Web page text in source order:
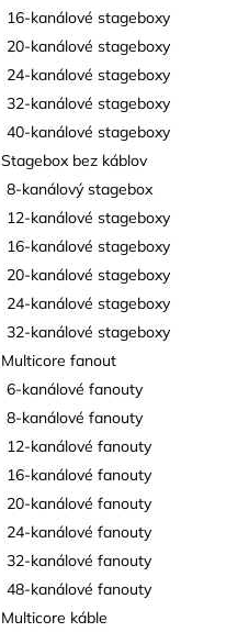
16-kanálové stageboxy
20-kanálové stageboxy
24-kanálové stageboxy
32-kanálové stageboxy
40-kanálové stageboxy
Stagebox bez káblov
8-kanálový stagebox
12-kanálové stageboxy
16-kanálové stageboxy
20-kanálové stageboxy
24-kanálové stageboxy
32-kanálové stageboxy
Multicore fanout
6-kanálové fanouty
8-kanálové fanouty
12-kanálové fanouty
16-kanálové fanouty
20-kanálové fanouty
24-kanálové fanouty
32-kanálové fanouty
48-kanálové fanouty
Multicore káble